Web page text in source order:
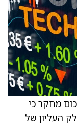
מחקר כי
העליון של